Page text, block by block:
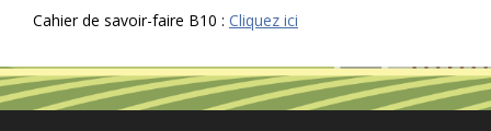
Cahier de savoir-faire B10 : Cliquez ici